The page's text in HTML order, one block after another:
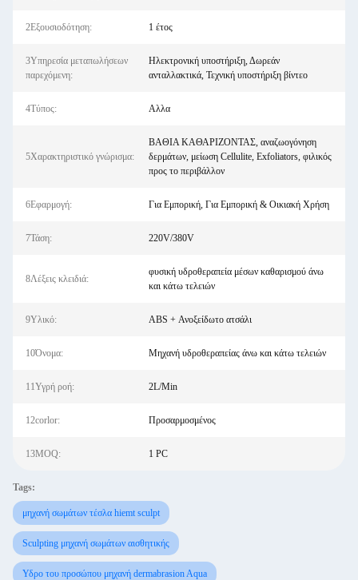
2Εξουσιοδότηση: 1 έτος
3Υπηρεσία μεταπωλήσεων
παρεχόμενη:
Ηλεκτρονική υποστήριξη, Δωρεάν
ανταλλακτικά, Τεχνική υποστήριξη βίντεο
4Τύπος: Αλλα
5Χαρακτηριστικό γνώρισμα:
ΒΑΘΙΑ ΚΑΘΑΡΙΖΟΝΤΑΣ, αναζωογόνηση
δερμάτων, μείωση Cellulite, Exfoliators, φιλικός
προς το περιβάλλον
6Εφαρμογή: Για Εμπορική, Για Εμπορική & Οικιακή Χρήση
7Τάση: 220V/380V
8Λέξεις κλειδιά:
φυσική υδροθεραπεία μέσων καθαρισμού άνω
και κάτω τελειών
9Υλικό: ABS + Ανοξείδωτο ατσάλι
10Όνομα: Μηχανή υδροθεραπείας άνω και κάτω τελειών
11Υγρή ροή: 2L/Min
12corlor: Προσαρμοσμένος
13MOQ: 1 PC
Tags:
μηχανή σωμάτων τέσλα hiemt sculpt
Sculpting μηχανή σωμάτων αισθητικής
Υδρο του προσώπου μηχανή dermabrasion Aqua